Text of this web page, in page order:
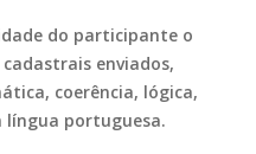
do participante o
enviados,
coerência, lógica,
língua portuguesa.